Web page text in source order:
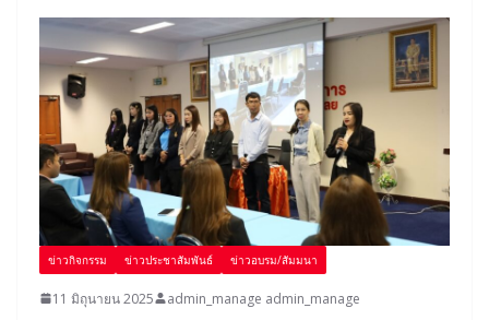
ข่าวกิจกรรม ข่าวประชาสัมพันธ์ ข่าวอบรม/สัมมนา
11 มิถุนายน 2025 admin_manage admin_manage